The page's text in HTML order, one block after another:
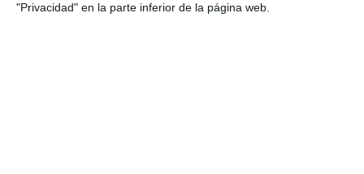
"Privacidad" en la parte inferior de la página web.